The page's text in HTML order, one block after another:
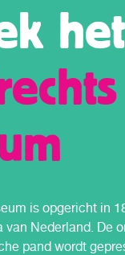
het
is opgericht in
van Nederland. De
pand wordt